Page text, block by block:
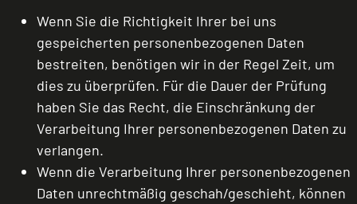
Wenn Sie die Richtigkeit Ihrer bei uns
gespeicherten personenbezogenen Daten
bestreiten, benötigen wir in der Regel Zeit, um
dies zu überprüfen. Für die Dauer der Prüfung
haben Sie das Recht, die Einschränkung der
Verarbeitung Ihrer personenbezogenen Daten zu
verlangen.
Wenn die Verarbeitung Ihrer personenbezogenen
Daten unrechtmäßig geschah/geschieht, können